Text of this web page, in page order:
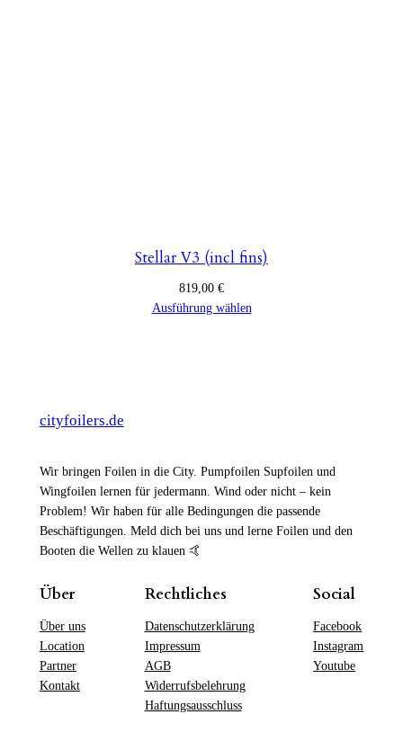
Stellar V3 (incl fins)
819,00 €
Ausführung wählen
cityfoilers.de
Wir bringen Foilen in die City. Pumpfoilen Supfoilen und
Wingfoilen lernen für jedermann. Wind oder nicht – kein
Problem! Wir haben für alle Bedingungen die passende
Beschäftigungen. Meld dich bei uns und lerne Foilen und den
Booten die Wellen zu klauen 🤙
Über
Über uns
Location
Partner
Kontakt
Rechtliches
Datenschutzerklärung
Impressum
AGB
Widerrufsbelehrung
Haftungsausschluss
Social
Facebook
Instagram
Youtube